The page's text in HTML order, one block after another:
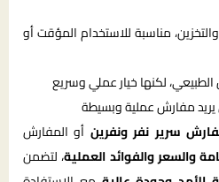
مناسبة للاستخدام المؤقت أو
لكنها خيار عملي وسريع
مفارش عملية وبسيطة
سرير نفر ونفرين أو المفارش
والسعر والفوائد العملية، لتضمن